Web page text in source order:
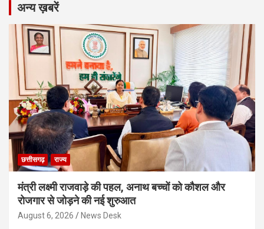
अन्य ख़बरें
छत्तीसगढ़ राज्य
मंत्री लक्ष्मी राजवाड़े की पहल, अनाथ बच्चों को कौशल और
रोजगार से जोड़ने की नई शुरुआत
August 6, 2026 News Desk